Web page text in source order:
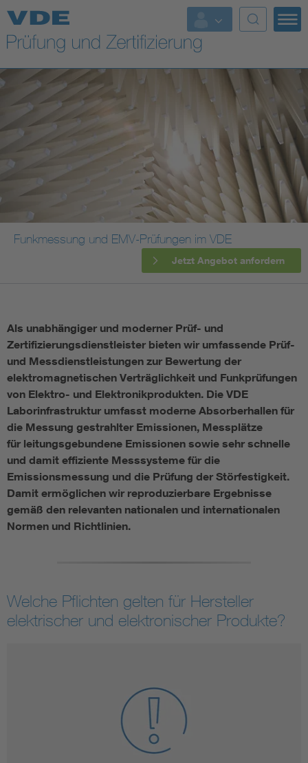
Top Themen
Fokusthemen
Energy
AI & Digital Trust
Mobility
Assisted Living
Energy efficiency
Energy storage
Functional safety
Funkmessung und EMV-Prüfungen im VDE
Jetzt Angebot anfordern
Als unabhängiger und moderner Prüf- und
Zertifizierungsdienstleister bieten wir umfassende Prüf-
und Messdienstleistungen zur Bewertung der
elektromagnetischen Verträglichkeit und Funkprüfungen
von Elektro- und Elektronikprodukten. Die VDE
Laborinfrastruktur umfasst moderne Absorberhallen für
die Messung gestrahlter Emissionen, Messplätze
für leitungsgebundene Emissionen sowie sehr schnelle
und damit effiziente Messsysteme für die
Emissionsmessung und die Prüfung der Störfestigkeit.
Damit ermöglichen wir reproduzierbare Ergebnisse
gemäß den relevanten nationalen und internationalen
Normen und Richtlinien.
Welche Pflichten gelten für Hersteller
elektrischer und elektronischer Produkte?